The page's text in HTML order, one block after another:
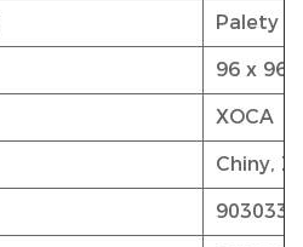
Palety z
96 x 96
XOCA
Chiny,